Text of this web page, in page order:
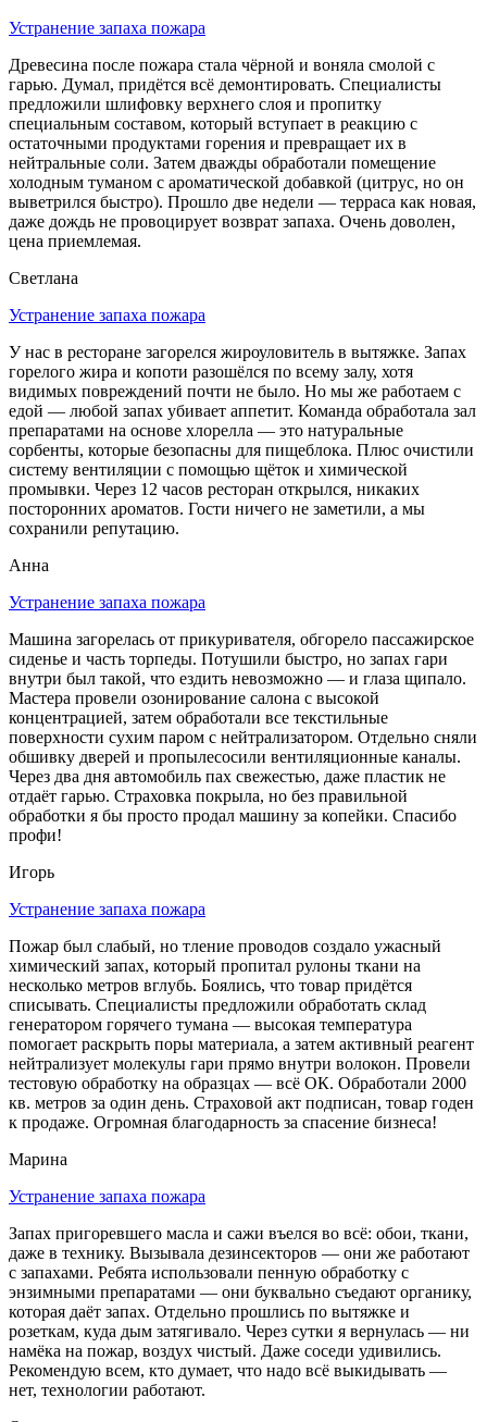
Устранение запаха пожара
Древесина после пожара стала чёрной и воняла смолой с
гарью. Думал, придётся всё демонтировать. Специалисты
предложили шлифовку верхнего слоя и пропитку
специальным составом, который вступает в реакцию с
остаточными продуктами горения и превращает их в
нейтральные соли. Затем дважды обработали помещение
холодным туманом с ароматической добавкой (цитрус, но он
выветрился быстро). Прошло две недели — терраса как новая,
даже дождь не провоцирует возврат запаха. Очень доволен,
цена приемлемая.
Светлана
Устранение запаха пожара
У нас в ресторане загорелся жироуловитель в вытяжке. Запах
горелого жира и копоти разошёлся по всему залу, хотя
видимых повреждений почти не было. Но мы же работаем с
едой — любой запах убивает аппетит. Команда обработала зал
препаратами на основе хлорелла — это натуральные
сорбенты, которые безопасны для пищеблока. Плюс очистили
систему вентиляции с помощью щёток и химической
промывки. Через 12 часов ресторан открылся, никаких
посторонних ароматов. Гости ничего не заметили, а мы
сохранили репутацию.
Анна
Устранение запаха пожара
Машина загорелась от прикуривателя, обгорело пассажирское
сиденье и часть торпеды. Потушили быстро, но запах гари
внутри был такой, что ездить невозможно — и глаза щипало.
Мастера провели озонирование салона с высокой
концентрацией, затем обработали все текстильные
поверхности сухим паром с нейтрализатором. Отдельно сняли
обшивку дверей и пропылесосили вентиляционные каналы.
Через два дня автомобиль пах свежестью, даже пластик не
отдаёт гарью. Страховка покрыла, но без правильной
обработки я бы просто продал машину за копейки. Спасибо
профи!
Игорь
Устранение запаха пожара
Пожар был слабый, но тление проводов создало ужасный
химический запах, который пропитал рулоны ткани на
несколько метров вглубь. Боялись, что товар придётся
списывать. Специалисты предложили обработать склад
генератором горячего тумана — высокая температура
помогает раскрыть поры материала, а затем активный реагент
нейтрализует молекулы гари прямо внутри волокон. Провели
тестовую обработку на образцах — всё ОК. Обработали 2000
кв. метров за один день. Страховой акт подписан, товар годен
к продаже. Огромная благодарность за спасение бизнеса!
Марина
Устранение запаха пожара
Запах пригоревшего масла и сажи въелся во всё: обои, ткани,
даже в технику. Вызывала дезинсекторов — они же работают
с запахами. Ребята использовали пенную обработку с
энзимными препаратами — они буквально съедают органику,
которая даёт запах. Отдельно прошлись по вытяжке и
розеткам, куда дым затягивало. Через сутки я вернулась — ни
намёка на пожар, воздух чистый. Даже соседи удивились.
Рекомендую всем, кто думает, что надо всё выкидывать —
нет, технологии работают.